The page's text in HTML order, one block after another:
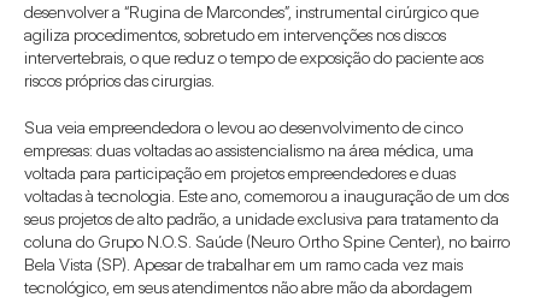
desenvolver a “Rugina de Marcondes”, instrumental cirúrgico que
agiliza procedimentos, sobretudo em intervenções nos discos
intervertebrais, o que reduz o tempo de exposição do paciente aos
riscos próprios das cirurgias.
Sua veia empreendedora o levou ao desenvolvimento de cinco
empresas: duas voltadas ao assistencialismo na área médica, uma
voltada para participação em projetos empreendedores e duas
voltadas à tecnologia. Este ano, comemorou a inauguração de um dos
seus projetos de alto padrão, a unidade exclusiva para tratamento da
coluna do Grupo N.O.S. Saúde (Neuro Ortho Spine Center), no bairro
Bela Vista (SP). Apesar de trabalhar em um ramo cada vez mais
tecnológico, em seus atendimentos não abre mão da abordagem